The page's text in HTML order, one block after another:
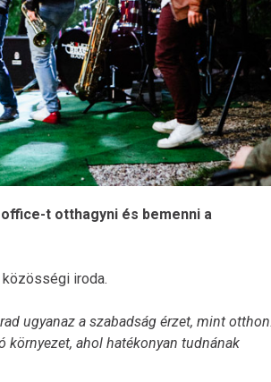
t otthagyni és bemenni a
iroda.
ugyanaz a szabadság érzet, mint otthon.
környezet, ahol hatékonyan tudnának